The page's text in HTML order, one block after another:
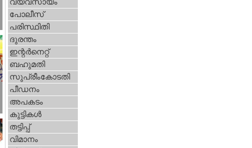
വ്യവസായം
പോലീസ്‌
പരിസ്ഥിതി
ദുരന്തം
ഇന്റര്‍നെറ്റ്‌
ബഹുമതി
സുപ്രീംകോടതി
പീഡനം
അപകടം
കുട്ടികള്‍
തട്ടിപ്പ്‌
വിമാനം